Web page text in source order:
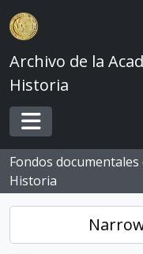
Skip to main content
Archivo de la
Historia
Toggle
Fondos documentales
Historia